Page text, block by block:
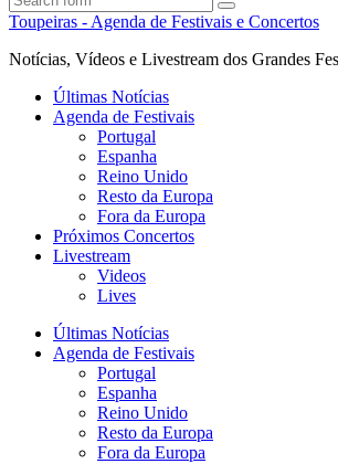
Search
Toupeiras - Agenda de Festivais e Concertos
Notícias, Vídeos e Livestream dos Grandes
Últimas Notícias
Agenda de Festivais
Portugal
Espanha
Reino Unido
Resto da Europa
Fora da Europa
Próximos Concertos
Livestream
Videos
Lives
Últimas Notícias
Agenda de Festivais
Portugal
Espanha
Reino Unido
Resto da Europa
Fora da Europa